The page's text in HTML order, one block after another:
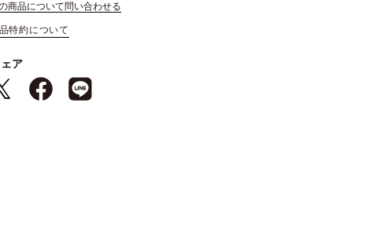
商品について問い合わせる
特約について
ア